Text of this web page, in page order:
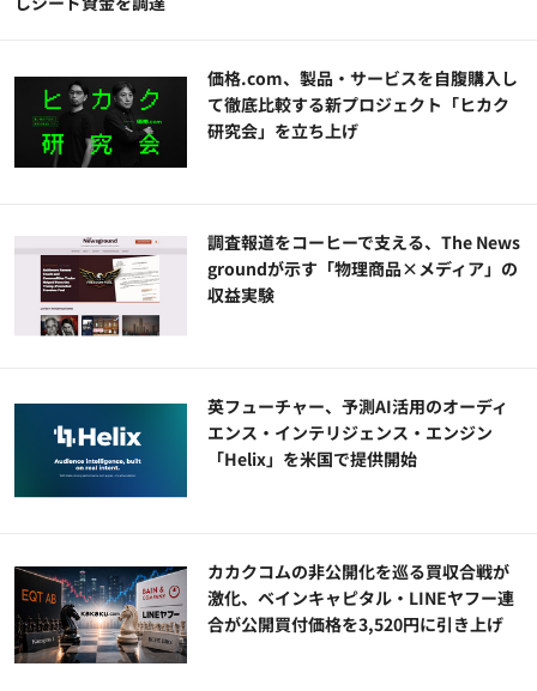
価格.com、製品・サービスを自腹購入し
て徹底比較する新プロジェクト「ヒカク
研究会」を立ち上げ
調査報道をコーヒーで支える、The News
groundが示す「物理商品×メディア」の
収益実験
英フューチャー、予測AI活用のオーディ
エンス・インテリジェンス・エンジン
「Helix」を米国で提供開始
カカクコムの非公開化を巡る買収合戦が
激化、ベインキャピタル・LINEヤフー連
合が公開買付価格を3,520円に引き上げ